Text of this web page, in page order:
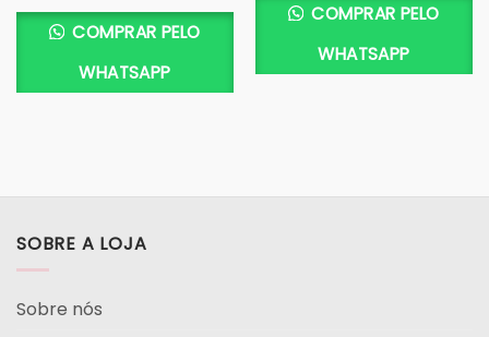
COMPRAR PELO
WHATSAPP
COMPRAR PELO
WHATSAPP
SOBRE A LOJA
Sobre nós